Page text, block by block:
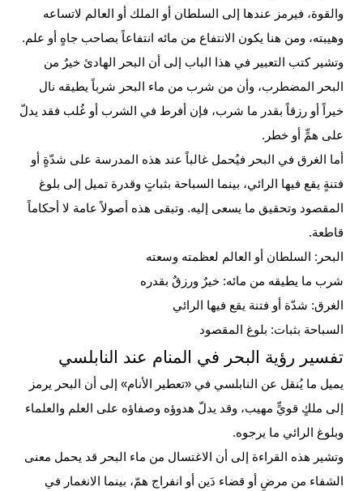
والقوة، فيرمز عندها إلى السلطان أو الملك أو العالم لاتساعه
وهيبته، ومن هنا يكون الانتفاع من مائه انتفاعاً بصاحب جاهٍ أو علم.
وتشير كتب التعبير في هذا الباب إلى أن البحر الهادئ خيرٌ من
البحر المضطرب، وأن من شرب من ماء البحر شرباً يطيقه نال
خيراً أو رزقاً بقدر ما شرب، فإن أفرط في الشرب أو غُلب فقد يدلّ
على همٍّ أو خطر.
أما الغرق في البحر فيُحمل غالباً عند هذه المدرسة على شدّةٍ أو
فتنةٍ يقع فيها الرائي، بينما السباحة بثباتٍ وقدرة تميل إلى بلوغ
المقصود وتحقيق ما يسعى إليه. وتبقى هذه أصولاً عامة لا أحكاماً
قاطعة.
البحر: السلطان أو العالم لعظمته وسعته
شرب ما يطيقه من مائه: خيرٌ ورزقٌ بقدره
الغرق: شدّة أو فتنة يقع فيها الرائي
السباحة بثبات: بلوغ المقصود
تفسير رؤية البحر في المنام عند النابلسي
يميل ما يُنقل عن النابلسي في «تعطير الأنام» إلى أن البحر يرمز
إلى ملكٍ قويٍّ مهيب، وقد يدلّ هدوؤه وصفاؤه على العلم والعلماء
وبلوغ الرائي ما يرجوه.
وتشير هذه القراءة إلى أن الاغتسال من ماء البحر قد يحمل معنى
الشفاء من مرضٍ أو قضاء دَين أو انفراج همّ، بينما الانغمار في